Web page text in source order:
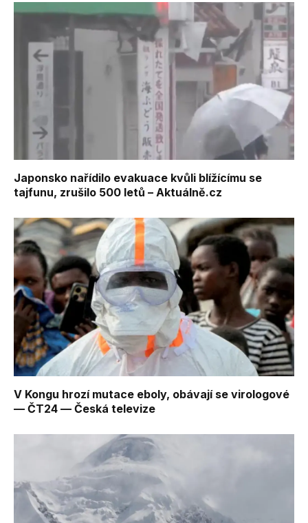
Japonsko nařídilo evakuace kvůli blížícímu se
tajfunu, zrušilo 500 letů – Aktuálně.cz
V Kongu hrozí mutace eboly, obávají se virologové
— ČT24 — Česká televize